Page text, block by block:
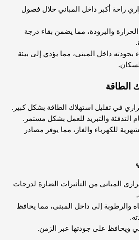
راحة أكبر داخل المباني خلال فصول
والبرودة، مما يضمن بقاء درجة
بجودته داخل المبنى، مما يؤدي إلى بيئة
الطاقة
في تقليل استهلاك الطاقة بشكل كبير.
التدفئة والتبريد للعمل بشكل مستمر.
للكهرباء والغاز، مما يوفر مصادر
المباني من التأثيرات الضارة لدرجات
والرطوبة إلى داخل المبنى، مما يحافظ
ويحافظ على جودتها عبر الزمن.